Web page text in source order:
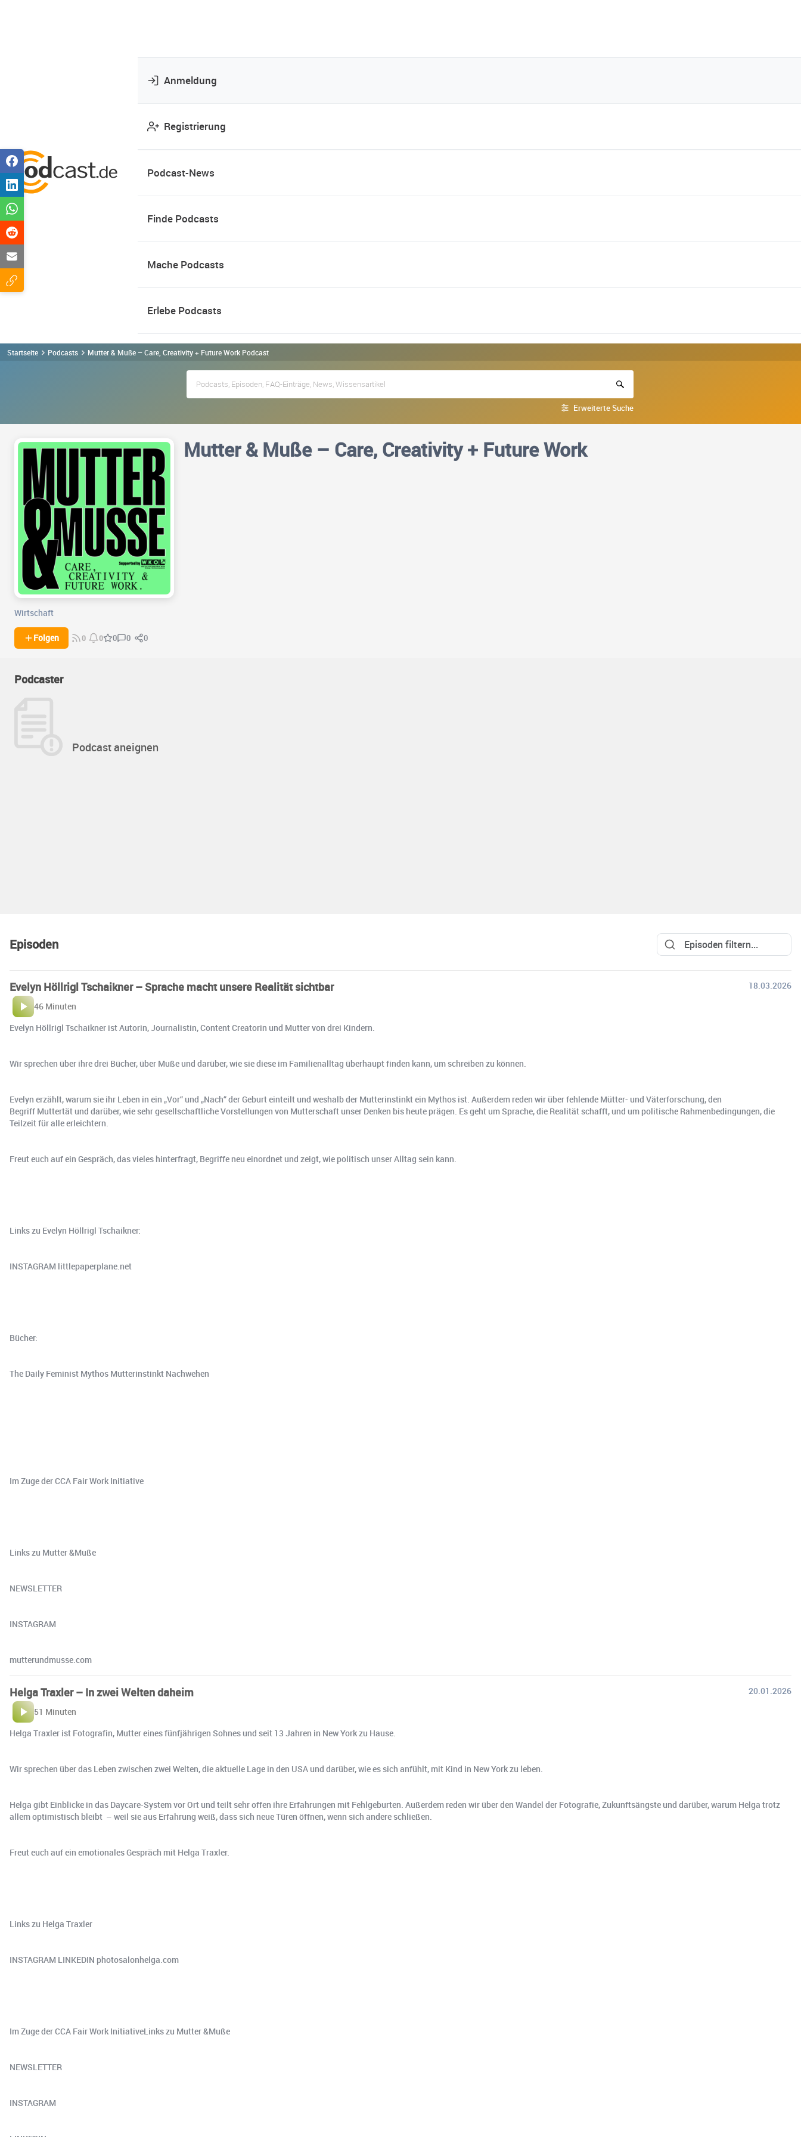
Anmeldung
Registrierung
Podcast-News
Finde Podcasts
Mache Podcasts
Erlebe Podcasts
Startseite Podcasts Mutter & Muße – Care, Creativity + Future Work Podcast
Erweiterte Suche
Mutter & Muße – Care, Creativity + Future Work
Wirtschaft
Folgen 0 0 0 0 0
Podcaster
Podcast aneignen
Episoden
Evelyn Höllrigl Tschaikner – Sprache macht unsere Realität sichtbar
18.03.2026
46 Minuten
Evelyn Höllrigl Tschaikner ist Autorin, Journalistin, Content Creatorin und Mutter von drei Kindern.
Wir sprechen über ihre drei Bücher, über Muße und darüber, wie sie diese im Familienalltag überhaupt finden kann, um schreiben zu können.
Evelyn erzählt, warum sie ihr Leben in ein „Vor“ und „Nach“ der Geburt einteilt und weshalb der Mutterinstinkt ein Mythos ist. Außerdem reden wir über fehlende Mütter- und Väterforschung, den
Begriff Muttertät und darüber, wie sehr gesellschaftliche Vorstellungen von Mutterschaft unser Denken bis heute prägen. Es geht um Sprache, die Realität schafft, und um politische Rahmenbedingungen, die
Teilzeit für alle erleichtern.
Freut euch auf ein Gespräch, das vieles hinterfragt, Begriffe neu einordnet und z⁠⁠⁠⁠⁠⁠⁠⁠⁠⁠⁠eigt, wie politisch unser Alltag sein kann.
Links zu Evelyn Höllrigl Tschaikner:
​INSTAGRAM⁠ ​littlepaperplane.net
Bücher:
​The Daily Feminist ​Mythos Mutterinstinkt ​Nachwehen
Im Zuge der ⁠CCA Fair Work Initiative⁠
Links zu Mutter &Muße⁠
NEWSLETTER⁠⁠⁠⁠⁠⁠⁠⁠⁠⁠⁠⁠⁠⁠⁠⁠⁠⁠⁠⁠⁠⁠
INSTAGRAM⁠⁠⁠⁠⁠⁠⁠⁠⁠⁠⁠
mutterundmusse.com⁠⁠⁠⁠
Helga Traxler – In zwei Welten daheim
20.01.2026
51 Minuten
Helga Traxler ist Fotografin, Mutter eines fünfjährigen Sohnes und seit 13 Jahren in New York zu Hause.
Wir sprechen über das Leben zwischen zwei Welten, die aktuelle Lage in den USA und darüber, wie es sich anfühlt, mit Kind in New York zu leben.
Helga gibt Einblicke in das Daycare-System vor Ort und teilt sehr offen ihre Erfahrungen mit Fehlgeburten. Außerdem reden wir über den Wandel der Fotografie, Zukunftsängste und darüber, warum Helga trotz
allem optimistisch bleibt – weil sie aus Erfahrung weiß, dass sich neue Türen öffnen, wenn sich andere schließen.
Freut euch auf ein emotionales Gespräch mit Helga Traxler.
Links zu Helga Traxler
​INSTAGRAM⁠ ​LINKEDIN ​photosalonhelga.com
Im Zuge der ⁠CCA Fair Work Initiative⁠Links zu Mutter &Muße
NEWSLETTER
⁠⁠⁠⁠⁠⁠⁠⁠⁠⁠⁠⁠⁠⁠⁠⁠⁠⁠INSTAGRAM⁠⁠⁠⁠⁠⁠⁠⁠⁠⁠⁠⁠⁠⁠⁠⁠⁠⁠